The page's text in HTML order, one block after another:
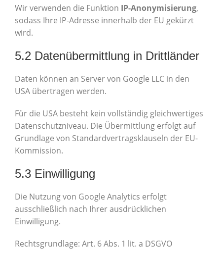
Wir verwenden die Funktion IP-Anonymisierung,
sodass Ihre IP-Adresse innerhalb der EU gekürzt
wird.
5.2 Datenübermittlung in Drittländer
Daten können an Server von Google LLC in den
USA übertragen werden.
Für die USA besteht kein vollständig gleichwertiges
Datenschutzniveau. Die Übermittlung erfolgt auf
Grundlage von Standardvertragsklauseln der EU-
Kommission.
5.3 Einwilligung
Die Nutzung von Google Analytics erfolgt
ausschließlich nach Ihrer ausdrücklichen
Einwilligung.
Rechtsgrundlage: Art. 6 Abs. 1 lit. a DSGVO